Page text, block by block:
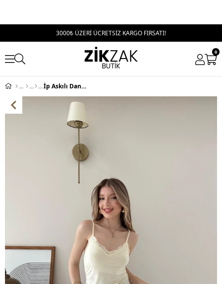
3000₺ ÜZERİ ÜCRETSİZ KARGO FIRSATI!
0
İp Askılı Dantel Detay Asimetrik Bluz Sarı 2181